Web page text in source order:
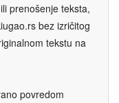
prenošenje teksta,
bez izričitog
tekstu na
povredom